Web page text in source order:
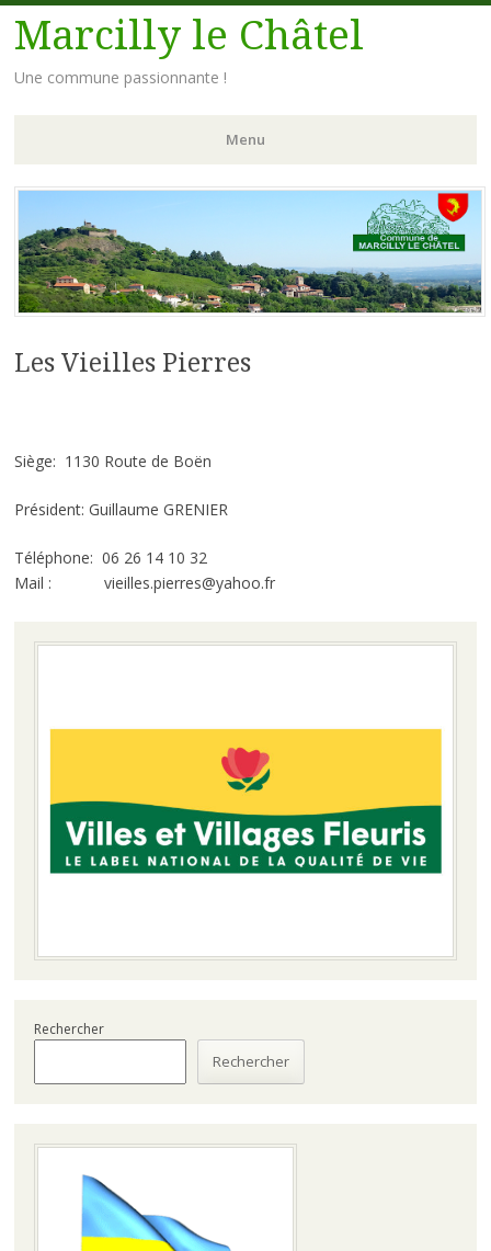
Marcilly le Châtel
Une commune passionnante !
Menu
Aller
contenu
principal
Les Vieilles Pierres
Siège: 1130 Route de Boën
Président: Guillaume GRENIER
Téléphone: 06 26 14 10 32
Mail : vieilles.pierres@yahoo.fr
Rechercher
Rechercher